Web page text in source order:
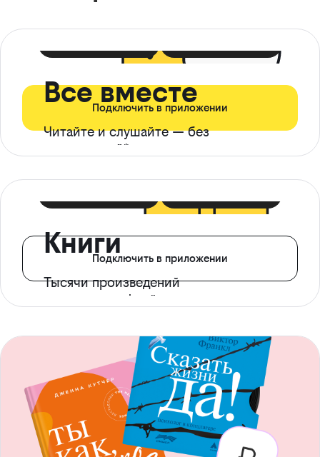
Все вместе
Читайте и слушайте — без
ограничений*
Подключить в приложении
Книги
Тысячи произведений
с доступом офлайн
Подключить в приложении